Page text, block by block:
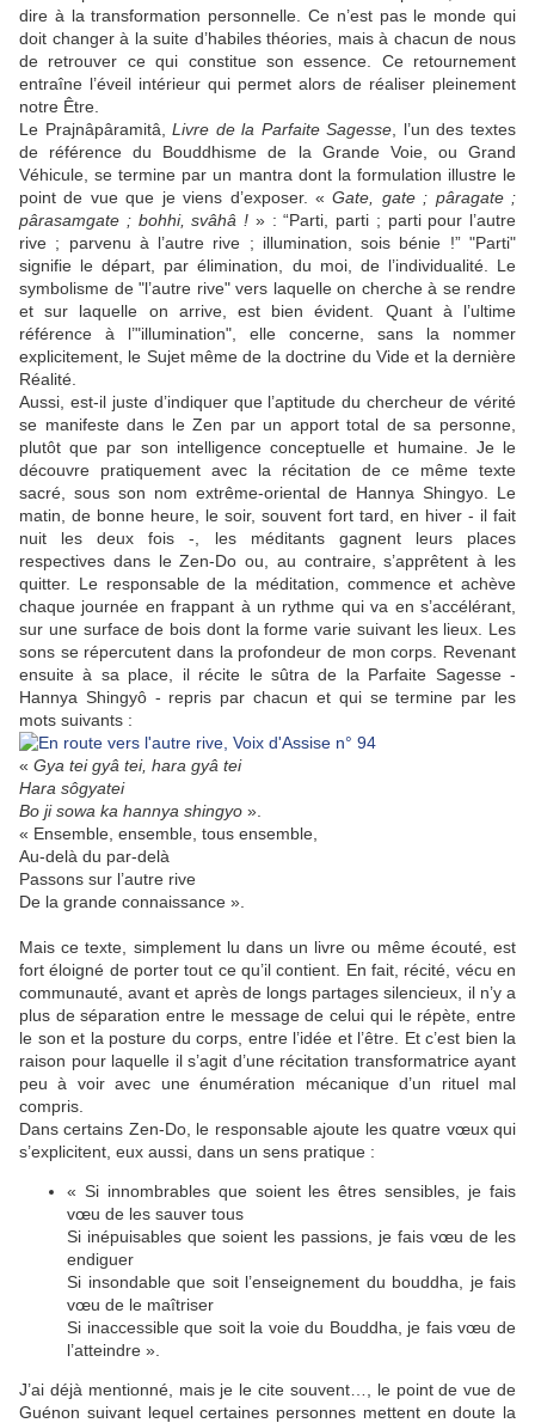
dire à la transformation personnelle. Ce n’est pas le monde qui
doit changer à la suite d’habiles théories, mais à chacun de nous
de retrouver ce qui constitue son essence. Ce retournement
entraîne l’éveil intérieur qui permet alors de réaliser pleinement
notre Être.
Le Prajnâpâramitâ,Livre de la Parfaite Sagesse , l’un des textes
de référence du Bouddhisme de la Grande Voie, ou Grand
Véhicule, se termine par un mantra dont la formulation illustre le
point de vue que je viens d’exposer. «Gate, gate ; pâragate ;
pârasamgate ; bohhi, svâhâ ! » : “Parti, parti ; parti pour l’autre
rive ; parvenu à l’autre rive ; illumination, sois bénie !” "Parti"
signifie le départ, par élimination, du moi, de l’individualité. Le
symbolisme de "l’autre rive" vers laquelle on cherche à se rendre
et sur laquelle on arrive, est bien évident. Quant à l’ultime
référence à l’"illumination", elle concerne, sans la nommer
explicitement, le Sujet même de la doctrine du Vide et la dernière
Réalité.
Aussi, est-il juste d’indiquer que l’aptitude du chercheur de vérité
se manifeste dans le Zen par un apport total de sa personne,
plutôt que par son intelligence conceptuelle et humaine. Je le
découvre pratiquement avec la récitation de ce même texte
sacré, sous son nom extrême-oriental de Hannya Shingyo. Le
matin, de bonne heure, le soir, souvent fort tard, en hiver - il fait
nuit les deux fois -, les méditants gagnent leurs places
respectives dans le Zen-Do ou, au contraire, s’apprêtent à les
quitter. Le responsable de la méditation, commence et achève
chaque journée en frappant à un rythme qui va en s’accélérant,
sur une surface de bois dont la forme varie suivant les lieux. Les
sons se répercutent dans la profondeur de mon corps. Revenant
ensuite à sa place, il récite le sûtra de la Parfaite Sagesse -
Hannya Shingyô - repris par chacun et qui se termine par les
mots suivants :
« Gya tei gyâ tei, hara gyâ tei
Hara sôgyatei
Bo ji sowa ka hannya shingyo ».
« Ensemble, ensemble, tous ensemble,
Au-delà du par-delà
Passons sur l’autre rive
De la grande connaissance ».
Mais ce texte, simplement lu dans un livre ou même écouté, est
fort éloigné de porter tout ce qu’il contient. En fait, récité, vécu en
communauté, avant et après de longs partages silencieux, il n’y a
plus de séparation entre le message de celui qui le répète, entre
le son et la posture du corps, entre l’idée et l’être. Et c’est bien la
raison pour laquelle il s’agit d’une récitation transformatrice ayant
peu à voir avec une énumération mécanique d’un rituel mal
compris.
Dans certains Zen-Do, le responsable ajoute les quatre vœux qui
s’explicitent, eux aussi, dans un sens pratique :
« Si innombrables que soient les êtres sensibles, je fais
vœu de les sauver tous
Si inépuisables que soient les passions, je fais vœu de les
endiguer
Si insondable que soit l’enseignement du bouddha, je fais
vœu de le maîtriser
Si inaccessible que soit la voie du Bouddha, je fais vœu de
l’atteindre ».
J’ai déjà mentionné, mais je le cite souvent…, le point de vue de
Guénon suivant lequel certaines personnes mettent en doute la